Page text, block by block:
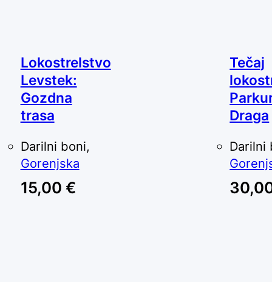
Lokostrelstvo
Levstek:
Gozdna
trasa
Darilni boni,
Gorenjska
15,00 €
Tečaj
Draga
Darilni